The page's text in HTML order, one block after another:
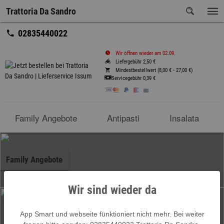
Trattoria Da Sandro
02835440022
Wir öffnen wieder am 02.09.
Liefergebühr 2,50 €
Mindestbestellwert (8,00 € - 27,00 €)
Servicegebühr 0,39 €
Family Angebote Antipasti Insalata
Family Angebote
Antipasti
Wir sind wieder da
App Smart und webseite fünktioniert nicht mehr. Bei weiter